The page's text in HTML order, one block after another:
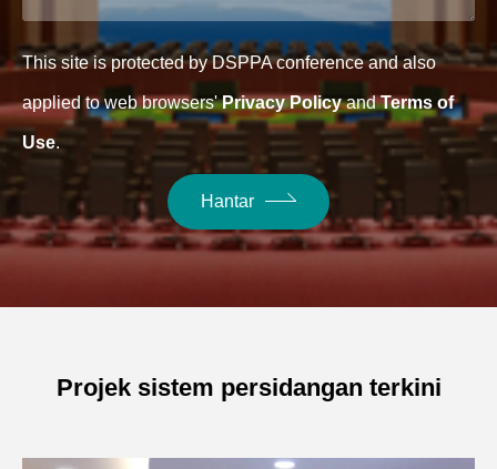
This site is protected by DSPPA conference and also
applied to web browsers'Privacy PolicyandTerms of
Use.
Hantar
Projek sistem persidangan terkini